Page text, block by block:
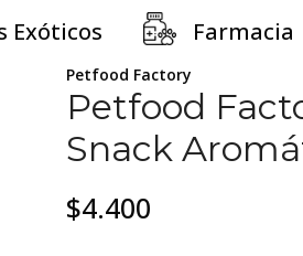
Exóticos Farmacia
Petfood Factory
Petfood
Snack
$4.400